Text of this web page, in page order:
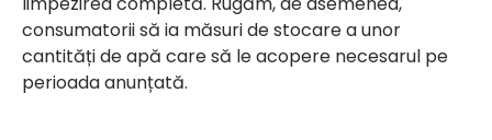
consumatorii să ia măsuri de stocare a unor
cantități de apă care să le acopere necesarul pe
perioada anunțată.